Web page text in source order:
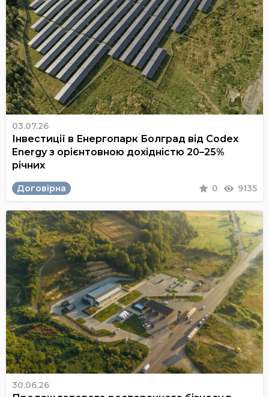
03.07.26
Інвестиції в Енергопарк Болград від Codex
Energy з орієнтовною дохідністю 20–25%
річних
Договірна 0 9135
30.06.26